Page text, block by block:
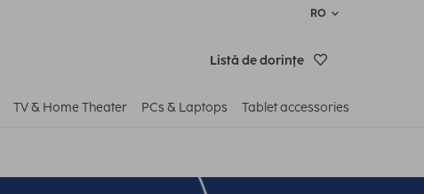
RO
Listă de dorinţe
TV & Home Theater PCs & Laptops Tablet accessories